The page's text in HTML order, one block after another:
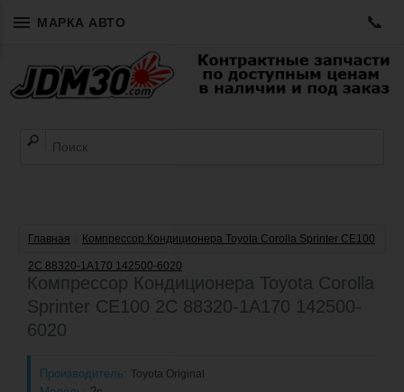
МАРКА АВТО 📞
Главная Компрессор Кондиционера Toyota Corolla Sprinter CE100
2C 88320-1A170 142500-6020
Компрессор Кондиционера Toyota Corolla
Sprinter CE100 2C 88320-1A170 142500-
6020
Производитель: Toyota Original